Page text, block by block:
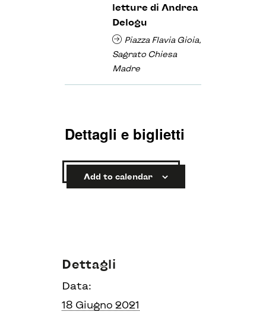
letture di Andrea
Delogu
Piazza Flavia Gioia,
Sagrato Chiesa
Madre
Dettagli e biglietti
Add to calendar
Dettagli
Data:
18 Giugno 2021